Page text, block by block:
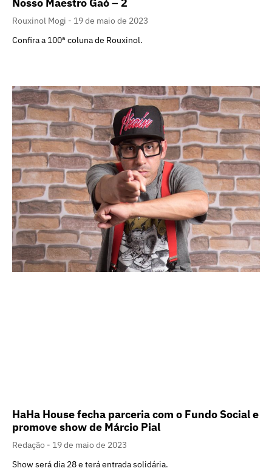
Rouxinol Mogi
19 de maio de 2023
Confira a 100ª coluna de Rouxinol.
HaHa House fecha parceria com o Fundo Social e
promove show de Márcio Pial
Redação
19 de maio de 2023
Show será dia 28 e terá entrada solidária.